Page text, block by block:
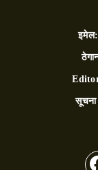
इमेल:
सूचना